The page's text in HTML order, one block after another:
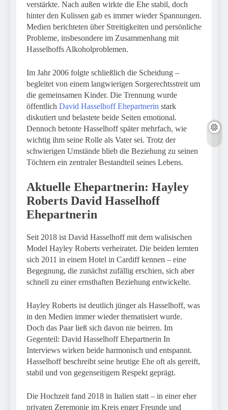
verstärkte. Nach außen wirkte die Ehe stabil, doch
hinter den Kulissen gab es immer wieder Spannungen.
Medien berichteten über Streitigkeiten und persönliche
Probleme, insbesondere im Zusammenhang mit
Hasselhoffs Alkoholproblemen.
Im Jahr 2006 folgte schließlich die Scheidung –
begleitet von einem langwierigen Sorgerechtsstreit um
die gemeinsamen Kinder. Die Trennung wurde
öffentlich David Hasselhoff Ehepartnerin stark
diskutiert und belastete beide Seiten emotional.
Dennoch betonte Hasselhoff später mehrfach, wie
wichtig ihm seine Rolle als Vater sei. Trotz der
schwierigen Umstände blieb die Beziehung zu seinen
Töchtern ein zentraler Bestandteil seines Lebens.
Aktuelle Ehepartnerin: Hayley
Roberts David Hasselhoff
Ehepartnerin
Seit 2018 ist David Hasselhoff mit dem walisischen
Model Hayley Roberts verheiratet. Die beiden lernten
sich 2011 in einem Hotel in Cardiff kennen – eine
Begegnung, die zunächst zufällig erschien, sich aber
schnell zu einer ernsthaften Beziehung entwickelte.
Hayley Roberts ist deutlich jünger als Hasselhoff, was
in den Medien immer wieder thematisiert wurde.
Doch das Paar ließ sich davon nie beirren. Im
Gegenteil: David Hasselhoff Ehepartnerin In
Interviews wirken beide harmonisch und entspannt.
Hasselhoff beschreibt seine heutige Ehe oft als gereift,
stabil und von gegenseitigem Respekt geprägt.
Die Hochzeit fand 2018 in Italien statt – in einer eher
privaten Zeremonie im Kreis enger Freunde und